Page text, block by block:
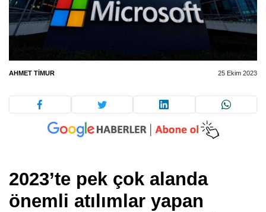
AHMET TIMUR 25 Ekim 2023
2023’te pek çok alanda
önemli atılımlar yapan